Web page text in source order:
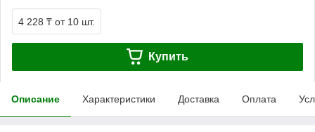
4 228 ₸ от 10 шт.
Купить
Описание Характеристики Доставка Оплата